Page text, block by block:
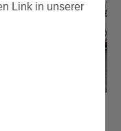
Link in unserer